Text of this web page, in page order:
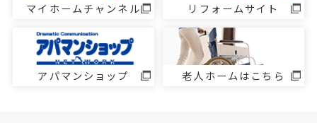
マイホームチャンネル リフォームサイト
アパマンショップ 老人ホームはこちら